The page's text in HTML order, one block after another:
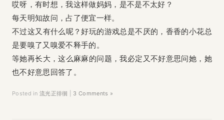
哎呀，有时想，我这样做妈妈，是不是不太好？
每天明知故问，占了便宜一样。
不过这又有什么呢？好玩的游戏总是不厌的，香香的小花总
是要嗅了又嗅爱不释手的。
等她再长大，这么麻麻的问题，我必定又不好意思问她，她
也不好意思回答了。
Posted in 流光正徘徊 3 Comments »